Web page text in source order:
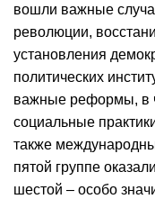
вошли важные
революции,
установления
политических
важные реформы, в
социальные
также
пятой группе
шестой – особо